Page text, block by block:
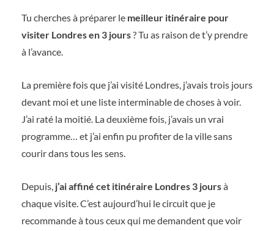
Tu cherches à préparer le meilleur itinéraire pour
visiter Londres en 3 jours? Tu as raison de t’y prendre
à l’avance.
La première fois que j’ai visité Londres, j’avais trois jours
devant moi et une liste interminable de choses à voir.
J’ai raté la moitié. La deuxième fois, j’avais un vrai
programme… et j’ai enfin pu profiter de la ville sans
courir dans tous les sens.
Depuis, j’ai affiné cet itinéraire Londres 3 joursà
chaque visite. C’est aujourd’hui le circuit que je
recommande à tous ceux qui me demandent que voir